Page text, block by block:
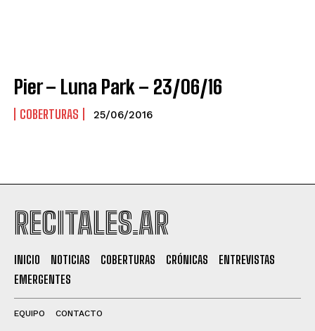
Pier – Luna Park – 23/06/16
COBERTURAS 25/06/2016
RECITALES.AR
INICIO NOTICIAS COBERTURAS CRÓNICAS
ENTREVISTAS
EMERGENTES
EQUIPO CONTACTO